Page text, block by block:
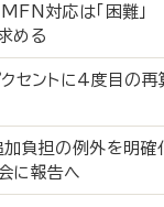
対応は「困難」
める
ピクセントに4度目
加負担の例外を
に報告へ